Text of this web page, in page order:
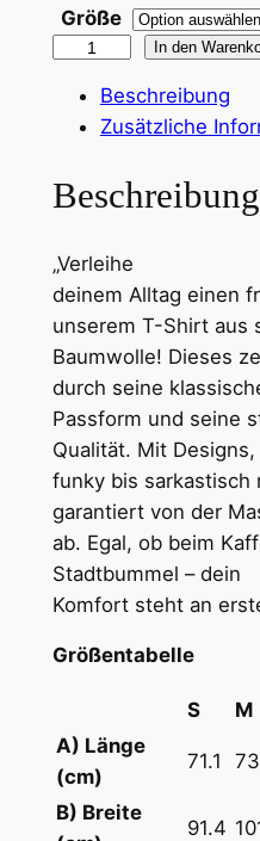
Größe
n
/
H
e
a
v
y
w
e
i
g
h
t
n
e
x
T
In den
Beschreibung
Zusätzliche
Beschreibung
„Verleihe
deinem Alltag einen
unserem T-Shirt aus
Baumwolle! Dieses
durch seine
Passform und seine
Qualität. Mit
funky bis sarkastisch
garantiert von der
ab. Egal, ob beim
Stadtbummel – dein
Komfort steht an
Größentabelle
S M
A) Länge
(cm)
71.1
B) Breite
91.4